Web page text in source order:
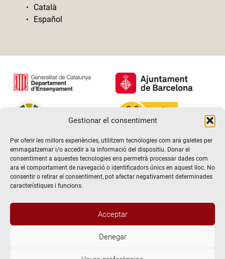
Gestionar el consentiment
Per oferir les millors experiències, utilitzem tecnologies com ara galetes per
emmagatzemar i/o accedir a la informació del dispositiu. Donar el
consentiment a aquestes tecnologies ens permetrà processar dades com
ara el comportament de navegació o identificadors únics en aquest lloc. No
consentir o retirar el consentiment, pot afectar negativament determinades
característiques i funcions.
Acceptar
Denegar
Català
Español
@2026 Escola de teatre El Timbal. Tots els drets reservats